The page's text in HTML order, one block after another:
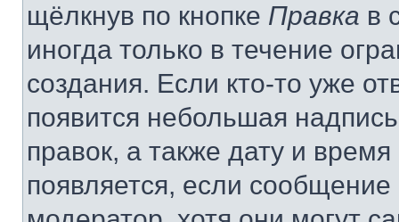
щёлкнув по кнопке Правка в
иногда только в течение
создания. Если кто-то уже
появится небольшая
правок, а также дату и
появляется, если